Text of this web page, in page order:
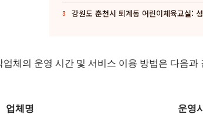
3 강원도 춘천시 퇴계동 어린이체육교실:
업체의 운영 시간 및 서비스 이용 방법은 다음
업체명 운영